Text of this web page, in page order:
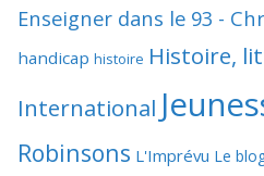
Enseigner dans le 93 -
handicap histoire Histoire,
International
Robinsons L'Imprévu Le